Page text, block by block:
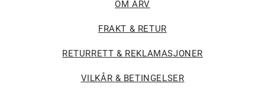
OM ARV
FRAKT & RETUR
RETURRETT & REKLAMASJONER
VILKÅR & BETINGELSER